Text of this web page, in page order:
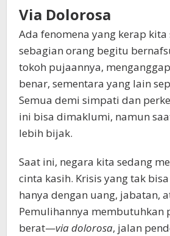
Via Dolorosa
Ada fenomena yang kerap kita
sebagian orang begitu
tokoh pujaannya,
benar, sementara yang lain
Semua demi simpati dan
ini bisa dimaklumi, namun
lebih bijak.
Saat ini, negara kita sedang
cinta kasih. Krisis yang tak
hanya dengan uang, jabatan,
Pemulihannya membutuhkan
berat—via dolorosa, jalan